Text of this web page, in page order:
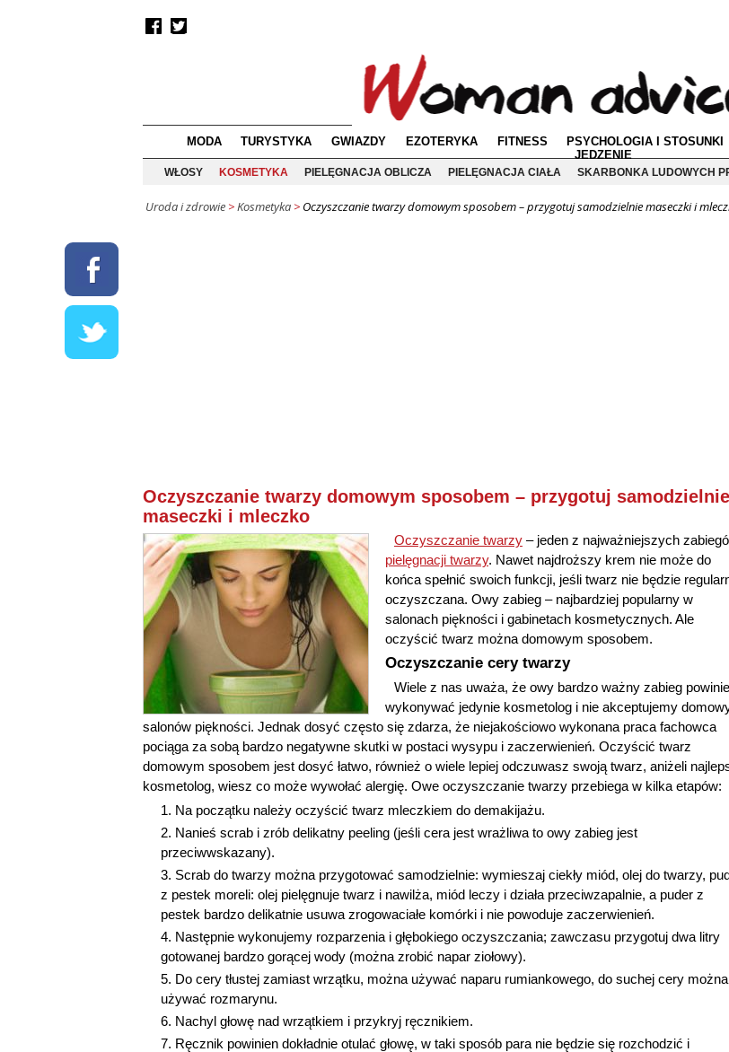
MODA TURYSTYKA GWIAZDY EZOTERYKA FITNESS PSYCHOLOGIA I STOSUNKI
JEDZENIE
WŁOSY
KOSMETYKA PIELĘGNACJA OBLICZA PIELĘGNACJA CIAŁA SKARBONKA LUDOWYCH
Uroda i zdrowie >Kosmetyka > Oczyszczanie twarzy domowym sposobem – przygotuj samodzielnie maseczki i
Oczyszczanie twarzy domowym sposobem – przygotuj samodzielnie
maseczki i mleczko
Oczyszczanie twarzy – jeden z najważniejszych
pielęgnacji twarzy. Nawet najdroższy krem nie może do
końca spełnić swoich funkcji, jeśli twarz nie będzie
oczyszczana. Owy zabieg – najbardziej popularny w
salonach piękności i gabinetach kosmetycznych. Ale
oczyścić twarz można domowym sposobem.
Oczyszczanie cery twarzy
Wiele z nas uważa, że owy bardzo ważny zabieg
wykonywać jedynie kosmetolog i nie akceptujemy
salonów piękności. Jednak dosyć często się zdarza, że niejakościowo wykonana praca fachowca
pociąga za sobą bardzo negatywne skutki w postaci wysypu i zaczerwienień. Oczyścić twarz
domowym sposobem jest dosyć łatwo, również o wiele lepiej odczuwasz swoją twarz, aniżeli
kosmetolog, wiesz co może wywołać alergię. Owe oczyszczanie twarzy przebiega w kilka etapów:
Na początku należy oczyścić twarz mleczkiem do demakijażu.
Nanieś scrab i zrób delikatny peeling (jeśli cera jest wrażliwa to owy zabieg jest
przeciwwskazany).
Scrab do twarzy można przygotować samodzielnie: wymieszaj ciekły miód, olej do twarzy,
z pestek moreli: olej pielęgnuje twarz i nawilża, miód leczy i działa przeciwzapalnie, a puder z
pestek bardzo delikatnie usuwa zrogowaciałe komórki i nie powoduje zaczerwienień.
Następnie wykonujemy rozparzenia i głębokiego oczyszczania; zawczasu przygotuj dwa litry
gotowanej bardzo gorącej wody (można zrobić napar ziołowy).
Do cery tłustej zamiast wrzątku, można używać naparu rumiankowego, do suchej cery można
używać rozmarynu.
Nachyl głowę nad wrzątkiem i przykryj ręcznikiem.
Ręcznik powinien dokładnie otulać głowę, w taki sposób para nie będzie się rozchodzić i